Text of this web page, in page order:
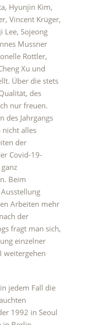
Hyunjin Kim,
Vincent Krüger,
Lee, Sojeong
Mussner
Rottler,
Xu und
Über die stets
des
nur freuen.
des Jahrgangs
nicht alles
der
Covid-19-
Beim
Arbeiten mehr
der
fragt man sich,
einzelner
weitergehen
jedem Fall die
1992 in Seoul